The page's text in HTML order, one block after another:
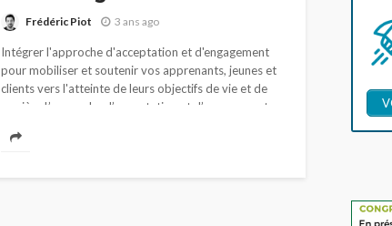
Frédéric Piot 3 ans ago
Intégrer l'approche d'acceptation et d'engagement
pour mobiliser et soutenir vos apprenants, jeunes et
clients vers l'atteinte de leurs objectifs de vie et de
carrière L’approche d’acceptation et d’engagement